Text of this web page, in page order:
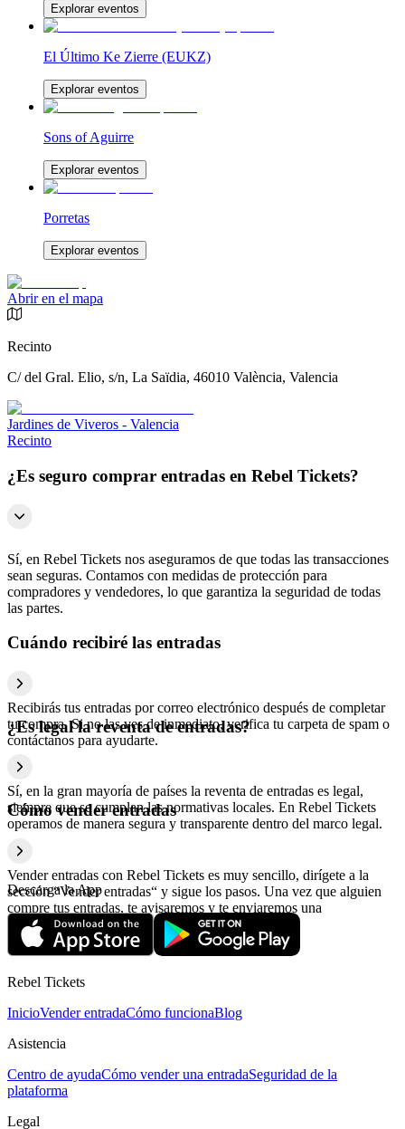
Explorar eventos
El Último Ke Zierre (EUKZ)
Explorar eventos
Sons of Aguirre
Explorar eventos
Porretas
Explorar eventos
Abrir en el mapa
Recinto
C/ del Gral. Elio, s/n, La Saïdia, 46010 València, Valencia
Jardines de Viveros - Valencia
Recinto
¿Es seguro comprar entradas en Rebel Tickets?
Sí, en Rebel Tickets nos aseguramos de que todas las transacciones
sean seguras. Contamos con medidas de protección para
compradores y vendedores, lo que garantiza la seguridad de todas
las partes.
Cuándo recibiré las entradas
Recibirás tus entradas por correo electrónico después de completar
tu compra. Si no las ves de inmediato, verifica tu carpeta de spam o
contáctanos para ayudarte.
¿Es legal la reventa de entradas?
Sí, en la gran mayoría de países la reventa de entradas es legal,
siempre que se cumplan las normativas locales. En Rebel Tickets
operamos de manera segura y transparente dentro del marco legal.
Cómo vender entradas
Vender entradas con Rebel Tickets es muy sencillo, dirígete a la
sección “Vender entradas“ y sigue los pasos. Una vez que alguien
compre tus entradas, te avisaremos y te enviaremos una
confirmación con la información relativa al pago.
Descarga la App
Rebel Tickets
InicioVender entradaCómo funcionaBlog
Asistencia
Centro de ayudaCómo vender una entradaSeguridad de la
plataforma
Legal